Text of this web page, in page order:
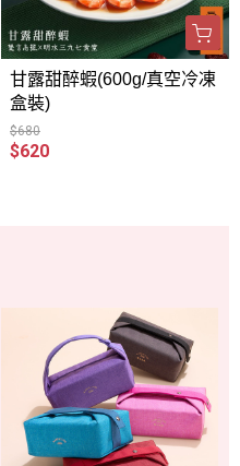
甘露甜醉蝦(600g/真空冷凍
盒裝)
$680
$620